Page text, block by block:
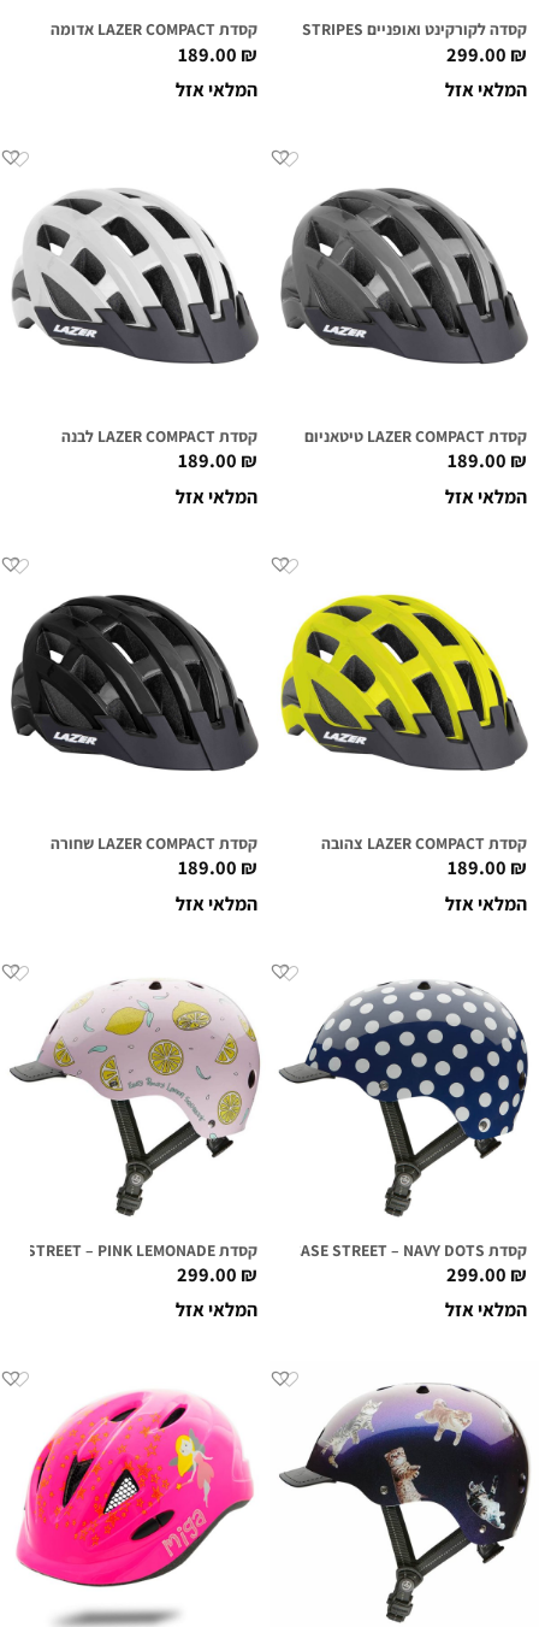
קסדה לקורקינט ואופניים NUTCASE STREET – STARS & STRIPES
299.00₪
המלאי אזל
קסדת LAZER COMPACT אדומה
189.00₪
המלאי אזל
קסדת LAZER COMPACT טיטאניום
189.00₪
המלאי אזל
קסדת LAZER COMPACT לבנה
189.00₪
המלאי אזל
קסדת LAZER COMPACT צהובה
189.00₪
המלאי אזל
קסדת LAZER COMPACT שחורה
189.00₪
המלאי אזל
קסדת NUTCASE STREET – NAVY DOTS
299.00₪
המלאי אזל
קסדת NUTCASE STREET – PINK LEMONADE
299.00₪
המלאי אזל